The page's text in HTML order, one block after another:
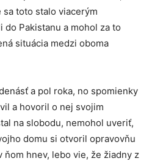
toto stalo viacerým
Pakistanu a mohol za to
situácia medzi oboma
a pol roka, no spomienky
a hovoril o nej svojim
na slobodu, nemohol uveriť,
domu si otvoril opravovňu
hnev, lebo vie, že žiadny z